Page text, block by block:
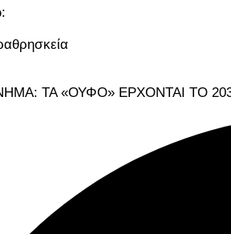
ΤΑ «ΟΥΦΟ» ΕΡΧΟΝΤΑΙ ΤΟ